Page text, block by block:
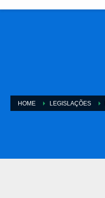
HOME LEGISLAÇÕES